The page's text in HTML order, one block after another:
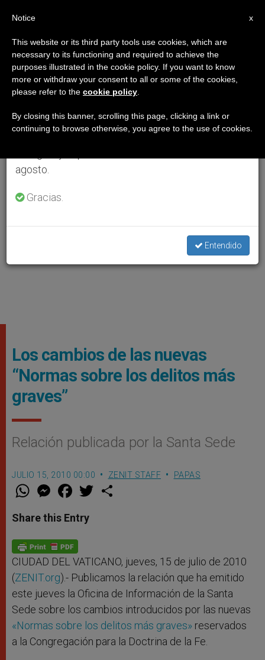
Los cambios de las nuevas
“Normas sobre los delitos más
graves”
Relación publicada por la Santa Sede
JULIO 15, 2010 00:00 ZENIT STAFF PAPAS
W
t
s
p
p
M
e
s
e
g
e
r
F
a
e
b
o
k
w
Share this Entry
CIUDAD DEL VATICANO, jueves, 15 de julio de 2010
(ZENIT.org).- Publicamos la relación que ha emitido
este jueves la Oficina de Información de la Santa
Sede sobre los cambios introducidos por las nuevas
«Normas sobre los delitos más graves» reservados
a la Congregación para la Doctrina de la Fe.
×
Aviso importante
Del 27 de julio al 7 de agosto haremos la pausa
anual, aprovechando que en el periodo de verano
se generan menos informaciones y también el
agosto.
Gracias.
Entendido
x
Notice
This website or its third party tools use cookies, which are
necessary to its functioning and required to achieve the
purposes illustrated in the cookie policy. If you want to know
more or withdraw your consent to all or some of the cookies,
please refer to the cookie policy
By closing this banner, scrolling this page, clicking a link or
continuing to browse otherwise, you agree to the use of cookies.